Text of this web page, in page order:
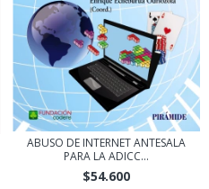
ABUSO DE INTERNET ANTESALA
PARA LA ADICC...
$54.600